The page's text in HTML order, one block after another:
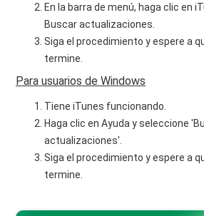
En la barra de menú, haga clic en
Buscar actualizaciones.
Siga el procedimiento y espere a
termine.
Para usuarios de Windows
Tiene iTunes funcionando.
Haga clic en Ayuda y seleccione
actualizaciones'.
Siga el procedimiento y espere a
termine.